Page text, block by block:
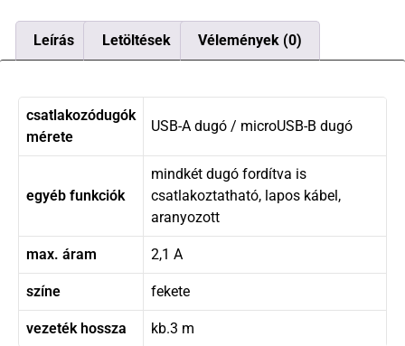
Leírás Letöltések Vélemények (0)
csatlakozódugók
mérete
USB-A dugó / microUSB-B dugó
egyéb funkciók
mindkét dugó fordítva is
csatlakoztatható, lapos kábel,
aranyozott
max. áram 2,1 A
színe fekete
vezeték hossza kb.3 m